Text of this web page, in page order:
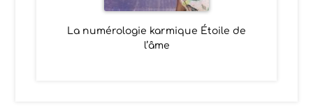
La numérologie karmique Étoile de
l’âme